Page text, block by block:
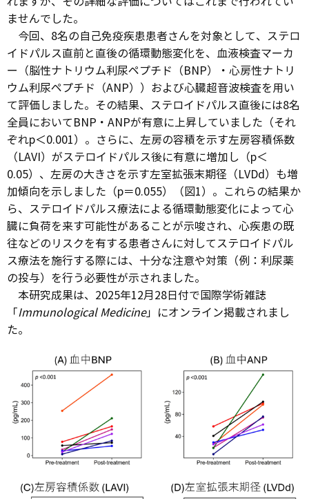
ませんでした。
今回、8名の自己免疫疾患患者さんを対象として、ステロ
イドパルス直前と直後の循環動態変化を、血液検査マーカ
ー（脳性ナトリウム利尿ペプチド（BNP）・心房性ナトリ
ウム利尿ペプチド（ANP））および心臓超音波検査を用い
て評価しました。その結果、ステロイドパルス直後には8名
全員においてBNP・ANPが有意に上昇していました（それ
ぞれp＜0.001）。さらに、左房の容積を示す左房容積係数
（LAVI）がステロイドパルス後に有意に増加し（p＜
0.05）、左房の大きさを示す左室拡張末期径（LVDd）も増
加傾向を示しました（p＝0.055）（図1）。これらの結果か
ら、ステロイドパルス療法による循環動態変化によって心
臓に負荷を来す可能性があることが示唆され、心疾患の既
往などのリスクを有する患者さんに対してステロイドパル
ス療法を施行する際には、十分な注意や対策（例：利尿薬
の投与）を行う必要性が示されました。
本研究成果は、2025年12月28日付で国際学術雑誌
「Immunological Medicine」にオンライン掲載されまし
た。